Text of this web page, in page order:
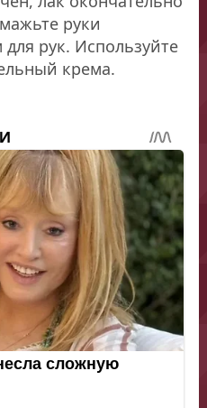
руки
рук. Используйте
крема.